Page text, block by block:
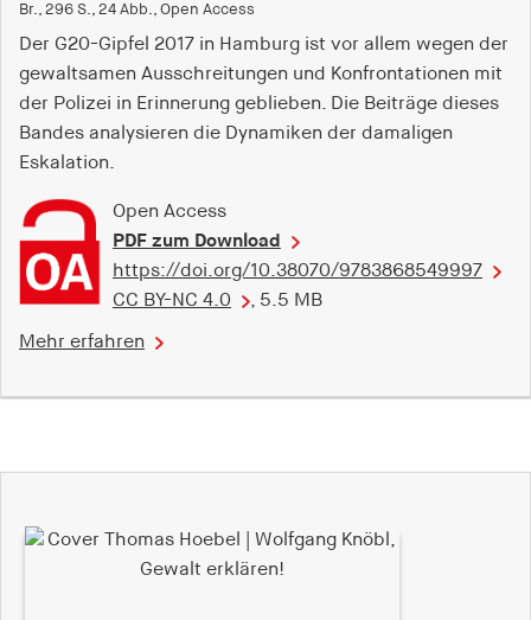
Br., 296 S., 24 Abb., Open Access
Der G20-Gipfel 2017 in Hamburg ist vor allem wegen der
gewaltsamen Ausschreitungen und Konfrontationen mit
der Polizei in Erinnerung geblieben. Die Beiträge dieses
Bandes analysieren die Dynamiken der damaligen
Eskalation.
Open Access
PDF zum Download
https://doi.org/10.38070/9783868549997
CC BY-NC 4.0
, 5.5 MB
Mehr erfahren